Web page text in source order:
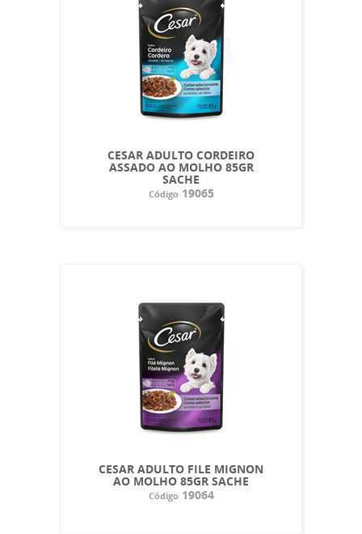
CESAR ADULTO CORDEIRO
ASSADO AO MOLHO 85GR
SACHE
Código19065
CESAR ADULTO FILE MIGNON
AO MOLHO 85GR SACHE
Código19064